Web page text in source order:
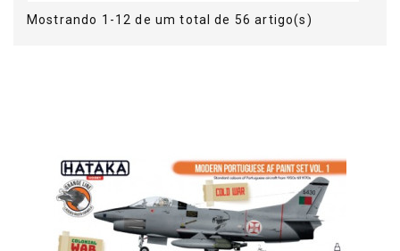
Mostrando 1-12 de um total de 56 artigo(s)